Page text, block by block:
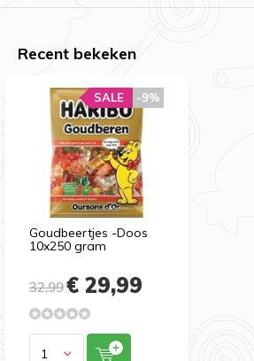
Recent bekeken
Goudbeertjes -Doos
10x250 gram
-9%
SALE
32,99€ 29,99